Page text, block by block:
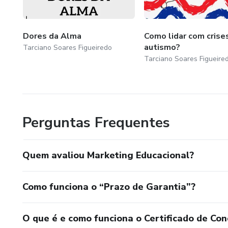
6. Análise de Dados e
- Como mensurar o retorno
- Uso de métricas e KPIs
Esses cursos podem variar
comum ter atividades
Dores da Alma
Tarciano Soares Figueiredo
Como lidar com
autismo?
Tarciano Soares
Perguntas Frequentes
Quem avaliou Marketing Educacional?
Como funciona o “Prazo de Garantia”?
O que é e como funciona o Certificado de